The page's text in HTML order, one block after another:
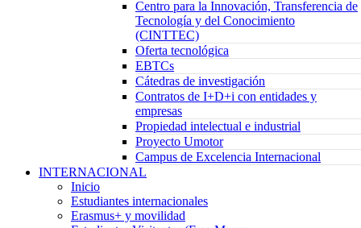
Centro para la Innovación, Transferencia de
Tecnología y del Conocimiento
(CINTTEC)
Oferta tecnológica
EBTCs
Cátedras de investigación
Contratos de I+D+i con entidades y
empresas
Propiedad intelectual e industrial
Proyecto Umotor
Campus de Excelencia Internacional
INTERNACIONAL
Inicio
Estudiantes internacionales
Erasmus+ y movilidad